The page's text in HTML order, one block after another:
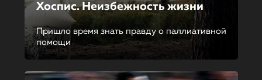
Хоспис. Неизбежность жизни
Пришло время знать правду о паллиативной
помощи